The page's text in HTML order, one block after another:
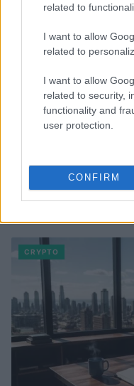
related to
I want to allow
related to
I want to allow
related to security,
functionality and
user protection.
CONFIRM
Continue lendo
CRYPTO